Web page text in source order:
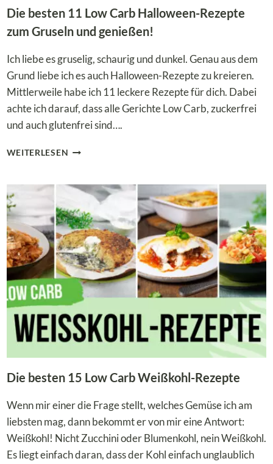
Die besten 11 Low Carb Halloween-Rezepte
zum Gruseln und genießen!
Ich liebe es gruselig, schaurig und dunkel. Genau aus dem
Grund liebe ich es auch Halloween-Rezepte zu kreieren.
Mittlerweile habe ich 11 leckere Rezepte für dich. Dabei
achte ich darauf, dass alle Gerichte Low Carb, zuckerfrei
und auch glutenfrei sind….
WEITERLESEN DIE
LOW
HALLOWEEN-
REZEPTE
ZUM
GRUSELN
UND
GENIESSEN!
Die besten 15 Low Carb Weißkohl-Rezepte
Wenn mir einer die Frage stellt, welches Gemüse ich am
liebsten mag, dann bekommt er von mir eine Antwort:
Weißkohl! Nicht Zucchini oder Blumenkohl, nein Weißkohl.
Es liegt einfach daran, dass der Kohl einfach unglaublich